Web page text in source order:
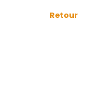
Retour